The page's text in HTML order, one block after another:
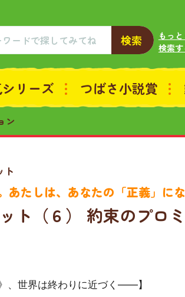
検索
もっ
検索す
リーズ つばさ小説賞
ン
ト
しは、あなたの「正義」にな
ト（６） 約束のプロ
、世界は終わりに近づく――】